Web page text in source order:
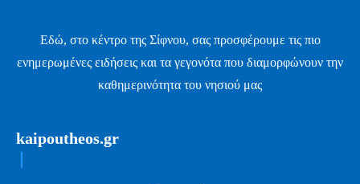
Εδώ, στο κέντρο της Σίφνου, σας προσφέρουμε τις πιο
ενημερωμένες ειδήσεις και τα γεγονότα που διαμορφώνουν την
καθημερινότητα του νησιού μας
kaipoutheos.gr